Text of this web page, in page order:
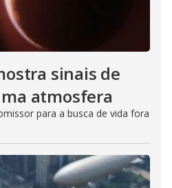
sinais de
atmosfera
para a busca de vida fora